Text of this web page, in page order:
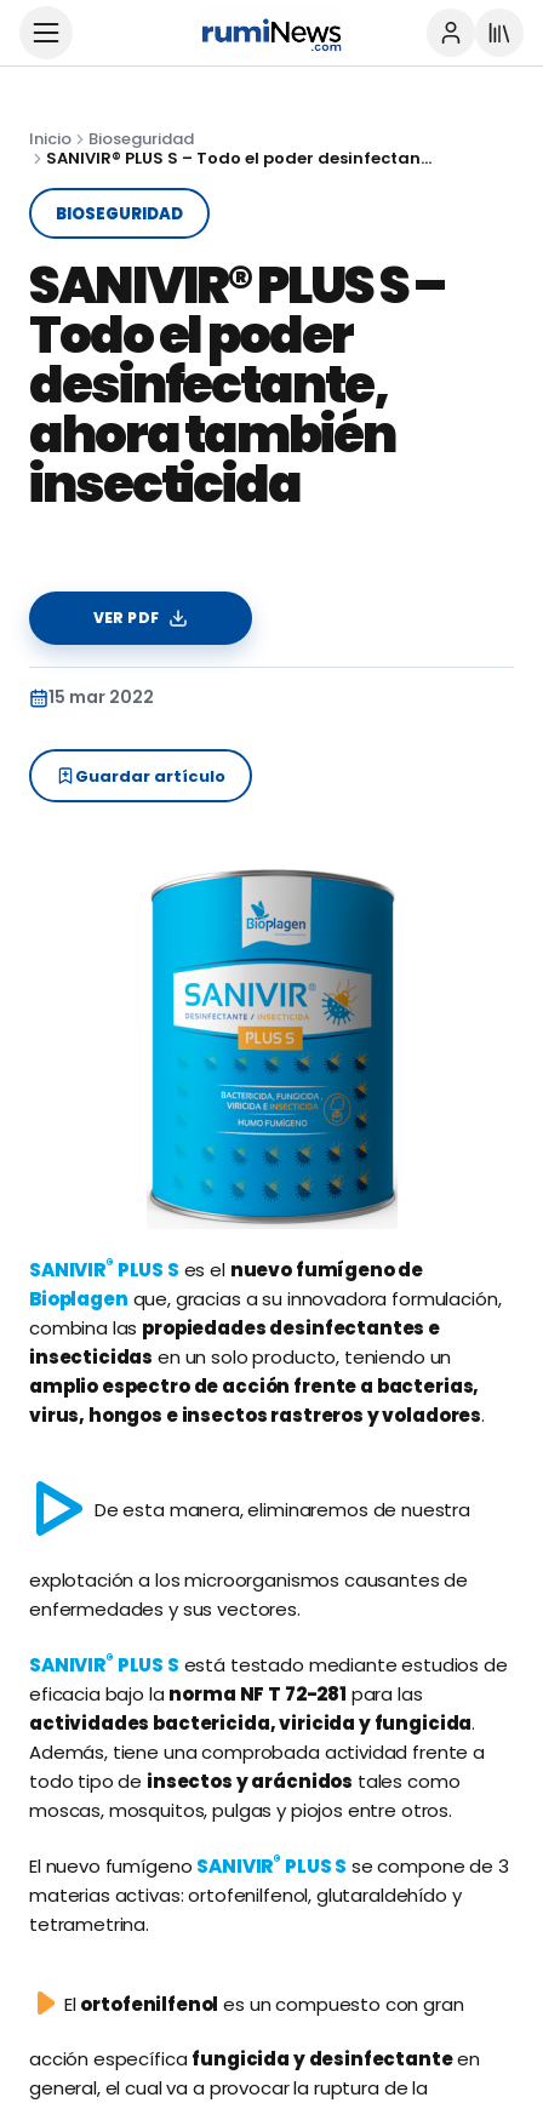
Inicio
Bioseguridad
SANIVIR® PLUS S – Todo el poder desinfectante, ahora también insecticida
BIOSEGURIDAD
SANIVIR® PLUS S –
Todo el poder
desinfectante,
ahora también
insecticida
VER PDF
15 mar 2022
Guardar artículo
SANIVIR® PLUS S es el nuevo fumígeno de
Bioplagen que, gracias a su innovadora formulación,
combina las propiedades desinfectantes e
insecticidas en un solo producto, teniendo un
amplio espectro de acción frente a bacterias,
virus, hongos e insectos rastreros y voladores.
De esta manera, eliminaremos de nuestra
explotación a los microorganismos causantes de
enfermedades y sus vectores.
SANIVIR® PLUS S está testado mediante estudios de
eficacia bajo la norma NF T 72-281 para las
actividades bactericida, viricida y fungicida.
Además, tiene una comprobada actividad frente a
todo tipo de insectos y arácnidos tales como
moscas, mosquitos, pulgas y piojos entre otros.
El nuevo fumígeno SANIVIR® PLUS S se compone de 3
materias activas: ortofenilfenol, glutaraldehído y
tetrametrina.
Elortofenilfenol es un compuesto con gran
acción específica fungicida y desinfectanteen
general, el cual va a provocar la ruptura de la